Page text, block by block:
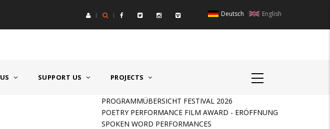
HAUPTPREIS DEUTSCHSPRACHIGER RAUM I - ÖSTERREICH HAUPTPREIS
English
Deutsch
SUPPORT US PROJECTS
PROGRAMMÜBERSICHT FESTIVAL 2026
POETRY PERFORMANCE FILM AWARD - ERÖFFNUNG
SPOKEN WORD PERFORMANCES